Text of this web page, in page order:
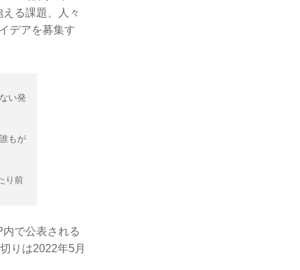
る課題、人々
デアを募集す
い発
もが
り前
で公表される
りは2022年5月